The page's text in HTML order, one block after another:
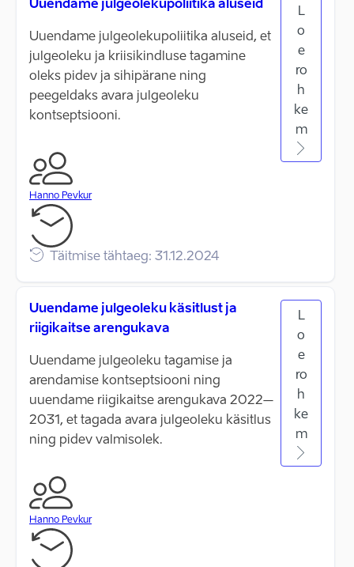
Uuendame julgeolekupoliitika aluseid
Uuendame julgeolekupoliitika aluseid, et
julgeoleku ja kriisikindluse tagamine
oleks pidev ja sihipärane ning
peegeldaks avara julgeoleku
kontseptsiooni.
Hanno Pevkur
Täitmise tähtaeg: 31.12.2024
L
o
e
ro
h
ke
m
Uuendame julgeoleku käsitlust ja
riigikaitse arengukava
Uuendame julgeoleku tagamise ja
arendamise kontseptsiooni ning
uuendame riigikaitse arengukava 2022–
2031, et tagada avara julgeoleku käsitlus
ning pidev valmisolek.
Hanno Pevkur
L
o
e
ro
h
ke
m